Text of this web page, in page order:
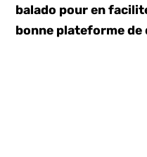
balado pour en
bonne plateforme de